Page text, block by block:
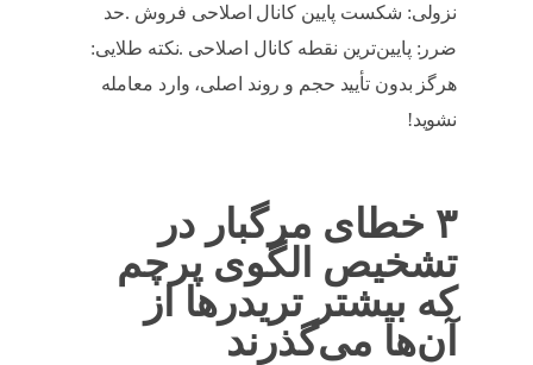
نزولی: شکست پایین کانال اصلاحی فروش .حد
ضرر: پایین‌ترین نقطه کانال اصلاحی .نکته طلایی:
هرگز بدون تأیید حجم و روند اصلی، وارد معامله
نشوید!
۳ خطای مرگبار در
تشخیص الگوی پرچم
که بیشتر تریدرها از
آن‌ها می‌گذرند